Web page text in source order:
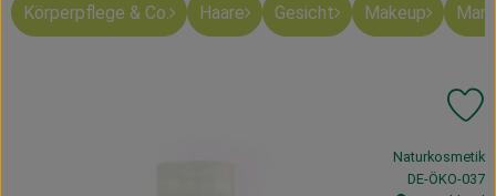
Mahlitzscher Produkte
Körperpflege & Co. Haare Gesicht Makeup
, Verband:
Naturkosmetik
,DE-ÖKO-037